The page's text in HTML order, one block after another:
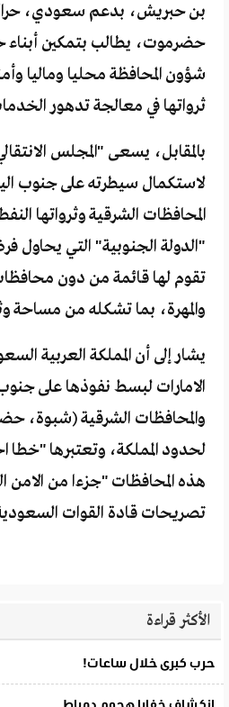
بن حبريش، بدعم سعودي،
حضرموت، يطالب بتمكين
شؤون المحافظة محليا وماليا
ثرواتها في معالجة تدهور
بالمقابل، يسعى "المجلس
لاستكمال سيطرته على جنوب
المحافظات الشرقية وثرواتها
"الدولة الجنوبية" التي يحاول
تقوم لها قائمة من دون
والمهرة، بما تشكله من مساحة
يشار إلى أن المملكة العربية
الامارات لبسط نفوذها على
والمحافظات الشرقية (شبوة،
لحدود المملكة، وتعتبرها "خطا
هذه المحافظات "جزءا من
تصريحات قادة القوات
الأكثر قراءة